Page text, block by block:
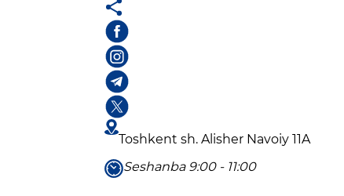
Toshkent sh. Alisher Navoiy 11A
Seshanba 9:00 - 11:00